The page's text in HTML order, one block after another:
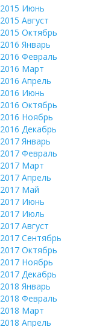
2015 Июнь
2015 Август
2015 Октябрь
2016 Январь
2016 Февраль
2016 Март
2016 Апрель
2016 Июнь
2016 Октябрь
2016 Ноябрь
2016 Декабрь
2017 Январь
2017 Февраль
2017 Март
2017 Апрель
2017 Май
2017 Июнь
2017 Июль
2017 Август
2017 Сентябрь
2017 Октябрь
2017 Ноябрь
2017 Декабрь
2018 Январь
2018 Февраль
2018 Март
2018 Апрель